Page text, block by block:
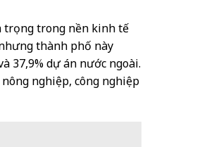
trọng trong nền kinh tế
thành phố này
37,9% dự án nước ngoài.
nghiệp, công nghiệp